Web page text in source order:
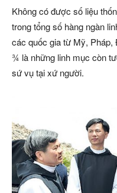
Không có được số liệu
trong tổng số hàng ngàn
các quốc gia từ Mỹ,
3⁄4 là những linh mục còn
sứ vụ tại xứ người.